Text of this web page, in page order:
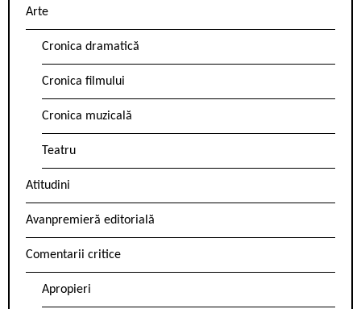
Arte
Cronica dramatică
Cronica filmului
Cronica muzicală
Teatru
Atitudini
Avanpremieră editorială
Comentarii critice
Apropieri